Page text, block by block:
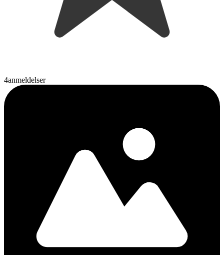
4anmeldelser